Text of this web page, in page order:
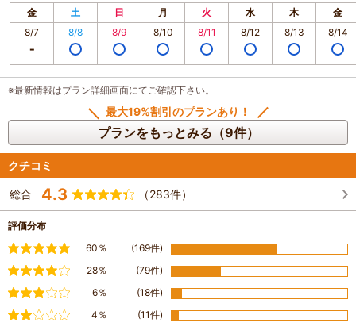
金 土 日 月 火 水 木
金
8/7
8/8 8/9 8/10 8/11 8/12 8/13 8/14
※最新情報はプラン詳細画面にてご確認下さい。
最大19%割引のプランあり！
プランをもっとみる（9件）
クチコミ
総合 4.3 （283件）
評価分布
満足60％ (169件)
やや満足
28％ (79件)
6％ (18件)
やや不満
4％ (11件)